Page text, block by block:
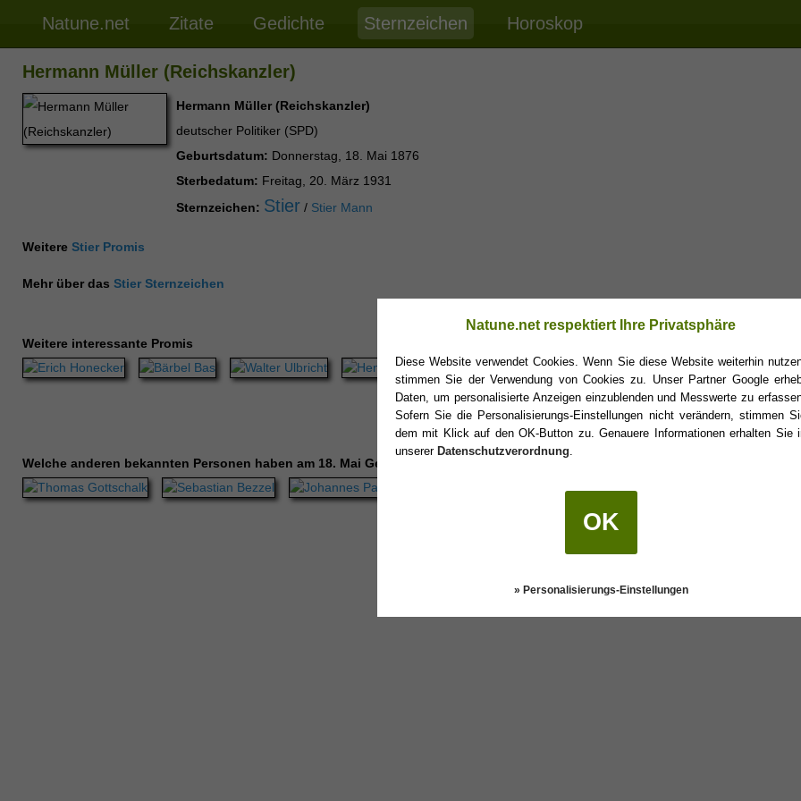
Natune.net Zitate Gedichte Sternzeichen Horoskop
Hermann Müller (Reichskanzler)
Hermann Müller (Reichskanzler)
deutscher Politiker (SPD)
Geburtsdatum: Donnerstag, 18. Mai 1876
Sterbedatum: Freitag, 20. März 1931
Sternzeichen: Stier / Stier Mann
Weitere Stier Promis
Mehr über das Stier Sternzeichen
Weitere interessante Promis
Welche anderen bekannten Personen haben am 18. Mai Geburtstag?
Natune.net respektiert Ihre Privatsphäre
Diese Website verwendet Cookies. Wenn Sie diese Website weiterhin
stimmen Sie der Verwendung von Cookies zu. Unser Partner Google
Daten, um personalisierte Anzeigen einzublenden und Messwerte zu
Sofern Sie die Personalisierungs-Einstellungen nicht verändern, stimmen
dem mit Klick auf den OK-Button zu. Genauere Informationen erhalten Sie
unserer Datenschutzverordnung.
OK
» Personalisierungs-Einstellungen